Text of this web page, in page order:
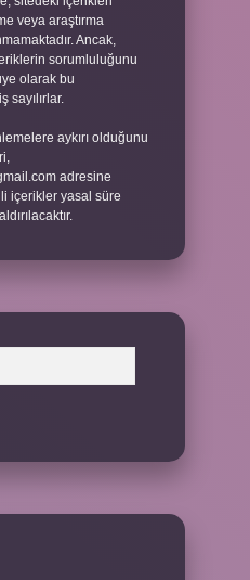
veya araştırma
Ancak,
sorumluluğunu
olarak bu
sayılırlar.
aykırı olduğunu
adresine
içerikler yasal süre